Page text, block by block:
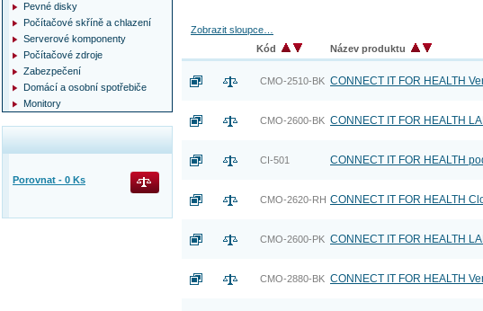
Zobrazit sloupce…
Kód
Název produktu
CMO-2510-BK CONNECT IT FOR HEALTH
CMO-2600-BK CONNECT IT FOR HEALTH
CI-501 CONNECT IT FOR HEALTH
CMO-2620-RH CONNECT IT FOR HEALTH
CMO-2600-PK CONNECT IT FOR HEALTH
CMO-2880-BK CONNECT IT FOR HEALTH
Pevné disky
Počítačové skříně a chlazení
Serverové komponenty
Počítačové zdroje
Zabezpečení
Domácí a osobní spotřebiče
Monitory
Porovnat - 0 Ks